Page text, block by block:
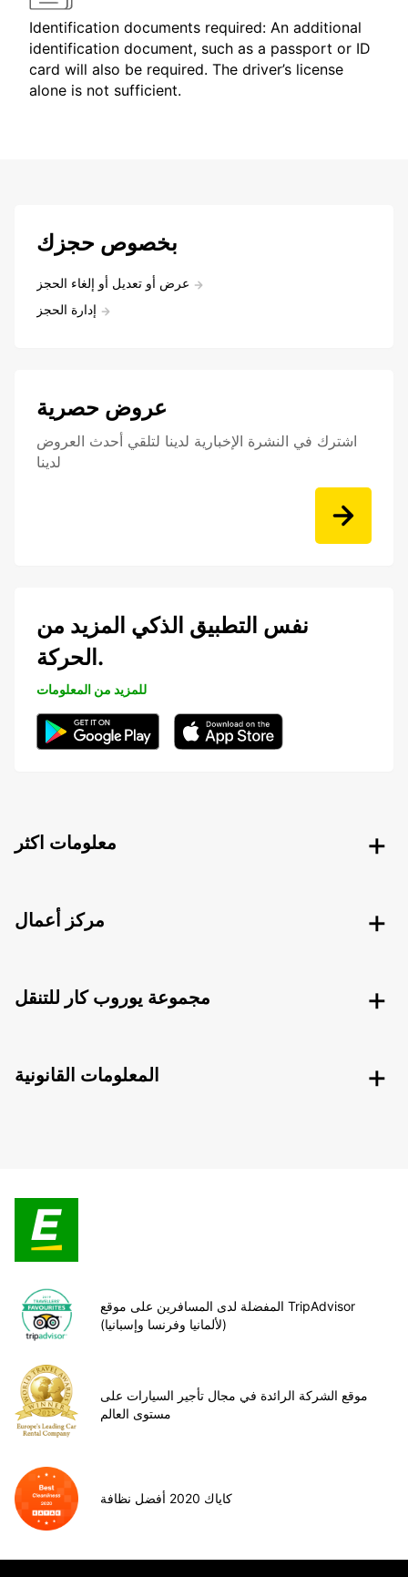
Identification documents required: An additional
identification document, such as a passport or ID
card will also be required. The driver’s license
alone is not sufficient.
بخصوص حجزك
عرض أو تعديل أو إلغاء الحجز
إدارة الحجز
عروض حصرية
اشترك في النشرة الإخبارية لدينا لتلقي أحدث العروض
لدينا
نفس التطبيق الذكي المزيد من
الحركة.
للمزيد من المعلومات
معلومات اكثر
مركز أعمال
مجموعة يوروب كار للتنقل
المعلومات القانونية
المفضلة لدى المسافرين على موقع TripAdvisor
(لألمانيا وفرنسا وإسبانيا)
موقع الشركة الرائدة في مجال تأجير السيارات على
مستوى العالم
كاياك 2020 أفضل نظافة